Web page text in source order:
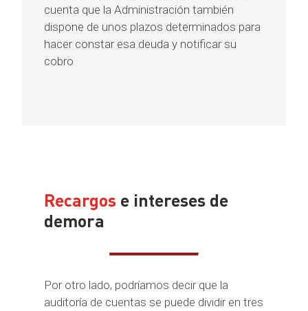
cuenta que la Administración también
dispone de unos plazos determinados para
hacer constar esa deuda y notificar su
cobro
Recargos e intereses de
demora
Por otro lado, podríamos decir que la
auditoría de cuentas se puede dividir en tres